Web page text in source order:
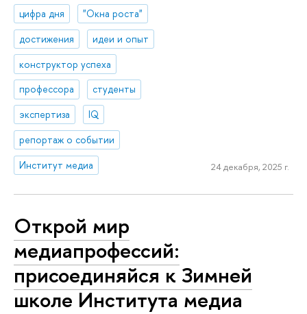
цифра дня
"Окна роста"
достижения
идеи и опыт
конструктор успеха
профессора
студенты
экспертиза
IQ
репортаж о событии
Институт медиа
24 декабря, 2025 г.
Открой мир
медиапрофессий:
присоединяйся к Зимней
школе Института медиа